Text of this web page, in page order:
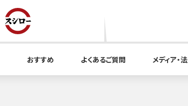
おすすめ よくあるご質問 メディア・